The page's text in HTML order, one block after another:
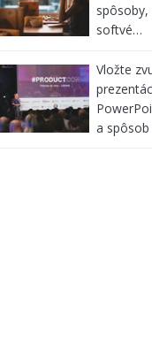
softvé…
Vložte
a